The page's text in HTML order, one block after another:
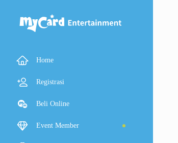
Home
Registrasi
Beli Online
Event Member